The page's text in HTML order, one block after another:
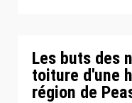
Les buts des
toiture d'une
région de